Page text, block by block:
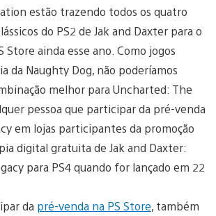
estão trazendo todos os quatro
do PS2 de Jak and Daxter para o
Store ainda esse ano. Como jogos
da Naughty Dog, não poderíamos
melhor para Uncharted: The
pessoa que participar da pré-venda
em lojas participantes da promoção
digital gratuita de Jak and Daxter:
para PS4 quando for lançado em 22
da pré-venda na PS Store, também